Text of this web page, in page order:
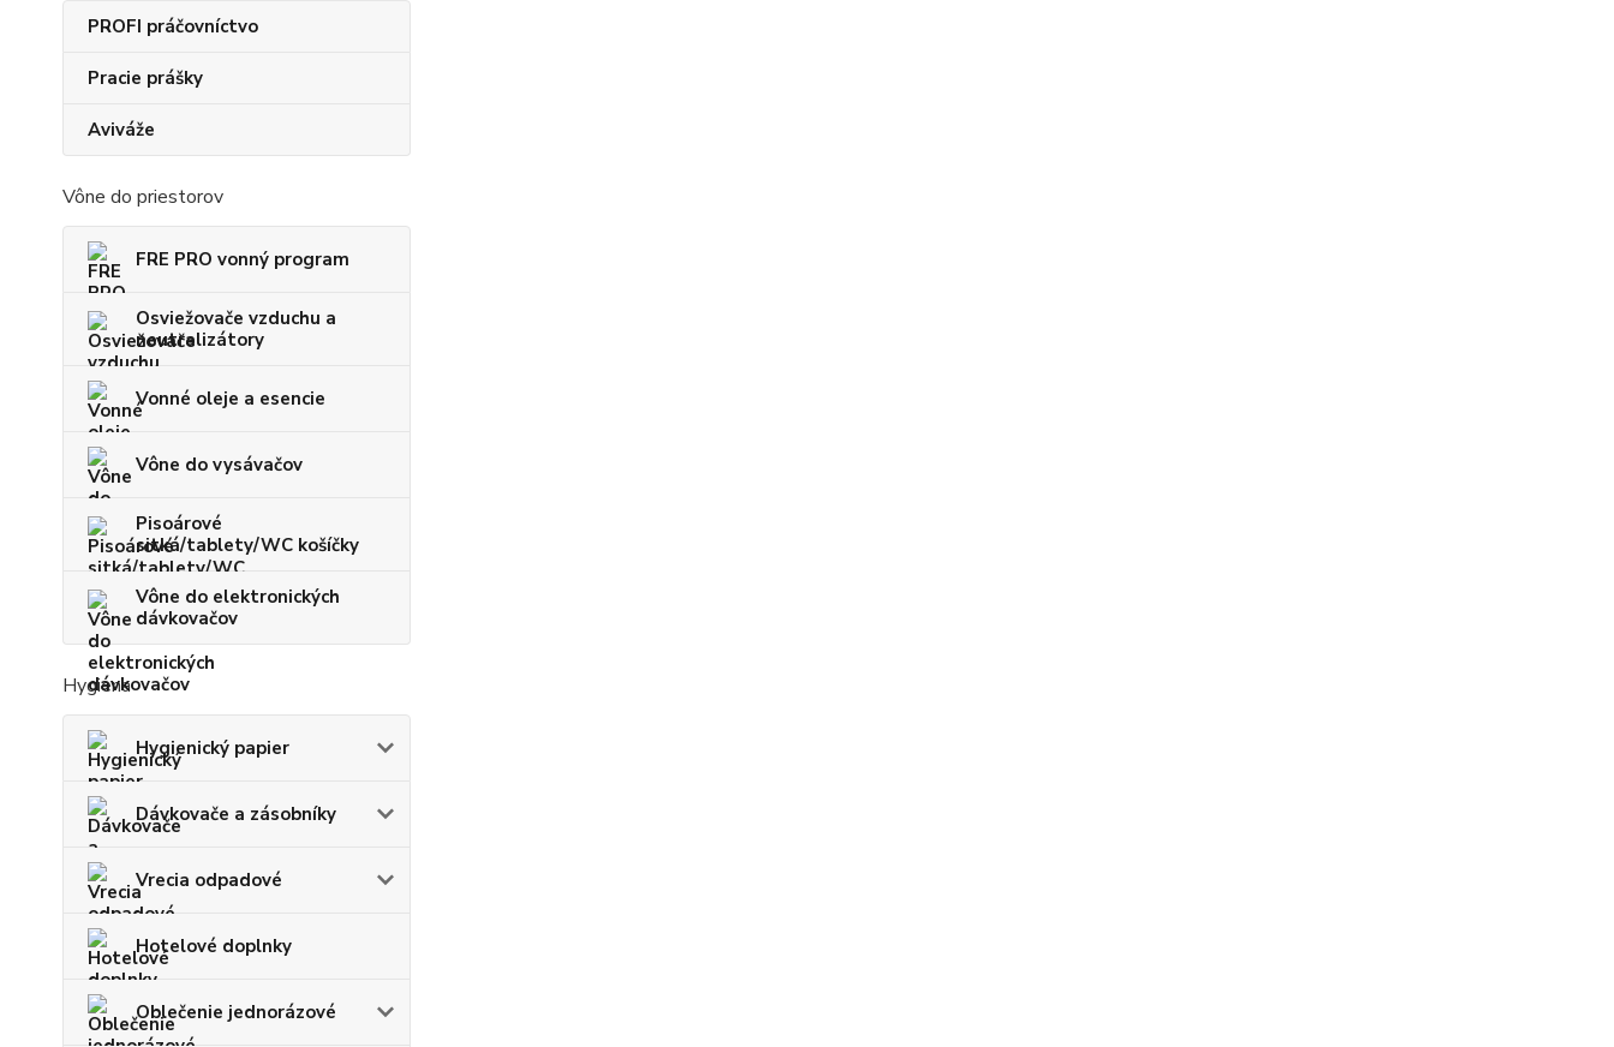
PROFI práčovníctvo
Pracie prášky
Aviváže
Vône do priestorov
FRE PRO vonný program
Osviežovače vzduchu a
neutralizátory
Vonné oleje a esencie
Vône do vysávačov
Pisoárové
sitká/tablety/WC košíčky
Vône do elektronických
dávkovačov
Hygiena
Hygienický papier
Dávkovače a zásobníky
Vrecia odpadové
Hotelové doplnky
Oblečenie jednorázové